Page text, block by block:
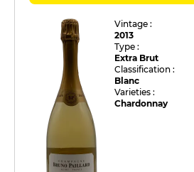
Vintage :
2013
Type :
Extra Brut
Classification :
Blanc
Varieties :
Chardonnay